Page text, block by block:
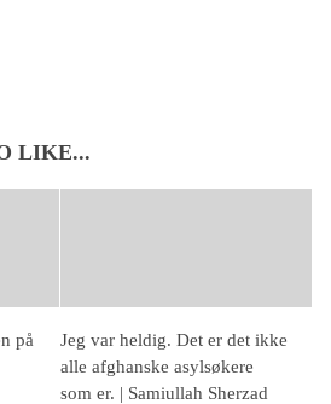
LIKE...
på
Jeg var heldig. Det er det ikke
alle afghanske asylsøkere
som er. | Samiullah Sherzad